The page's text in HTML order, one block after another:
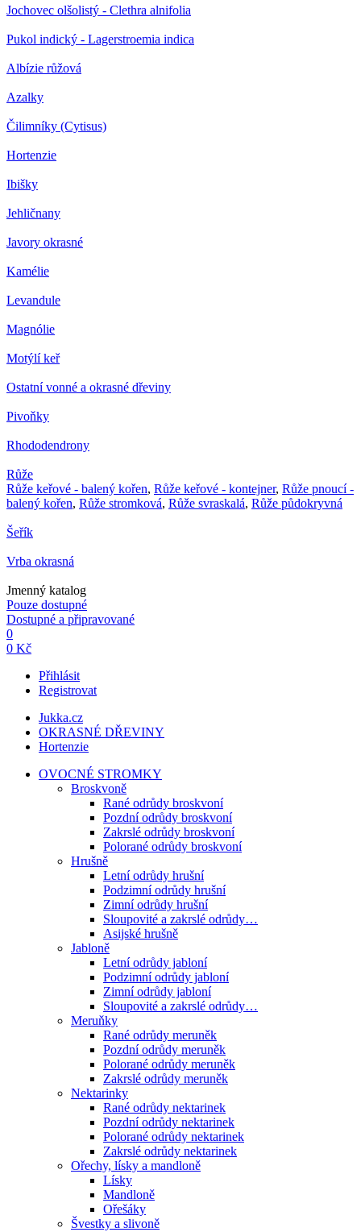
Jochovec olšolistý - Clethra alnifolia
Pukol indický - Lagerstroemia indica
Albízie růžová
Azalky
Čilimníky (Cytisus)
Hortenzie
Ibišky
Jehličnany
Javory okrasné
Kamélie
Levandule
Magnólie
Motýlí keř
Ostatní vonné a okrasné dřeviny
Pivoňky
Rhododendrony
Růže
Růže keřové - balený kořen, Růže keřové - kontejner, Růže pnoucí -
balený kořen, Růže stromková, Růže svraskalá, Růže půdokryvná
Šeřík
Vrba okrasná
Jmenný katalog
Pouze dostupné
Dostupné a připravované
0
0 Kč
Přihlásit
Registrovat
Jukka.cz
OKRASNÉ DŘEVINY
Hortenzie
OVOCNÉ STROMKY
Broskvoně
Rané odrůdy broskvoní
Pozdní odrůdy broskvoní
Zakrslé odrůdy broskvoní
Polorané odrůdy broskvoní
Hrušně
Letní odrůdy hrušní
Podzimní odrůdy hrušní
Zimní odrůdy hrušní
Sloupovité a zakrslé odrůdy…
Asijské hrušně
Jabloně
Letní odrůdy jabloní
Podzimní odrůdy jabloní
Zimní odrůdy jabloní
Sloupovité a zakrslé odrůdy…
Meruňky
Rané odrůdy meruněk
Pozdní odrůdy meruněk
Polorané odrůdy meruněk
Zakrslé odrůdy meruněk
Nektarinky
Rané odrůdy nektarinek
Pozdní odrůdy nektarinek
Polorané odrůdy nektarinek
Zakrslé odrůdy nektarinek
Ořechy, lísky a mandloně
Lísky
Mandloně
Ořešáky
Švestky a slivoně